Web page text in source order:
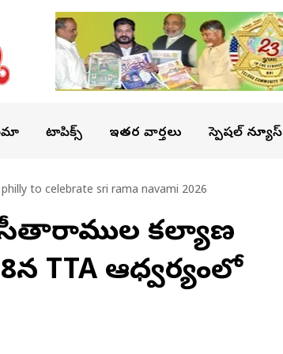
టాపిక్స్ ఇతర వార్తలు స్పెషల్ న్యూస్
to celebrate sri rama navami 2026
సీతారాముల కల్యాణ
TTA ఆధ్వర్యంలో